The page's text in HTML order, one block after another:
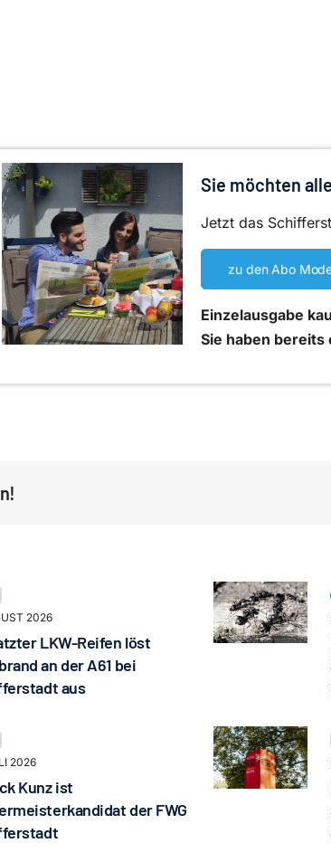
Sie möchten
Jetzt das
zu den Abo
Einzelausgabe
Sie haben bereits
2026
LKW-Reifen löst
an der A61 bei
aus
2026
Kunz ist
der FWG